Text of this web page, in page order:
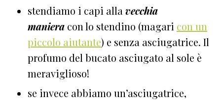
stendiamo i capi alla vecchia
maniera con lo stendino (magari con un
piccolo aiutante) e senza asciugatrice. Il
profumo del bucato asciugato al sole è
meraviglioso!
se invece abbiamo un’asciugatrice,